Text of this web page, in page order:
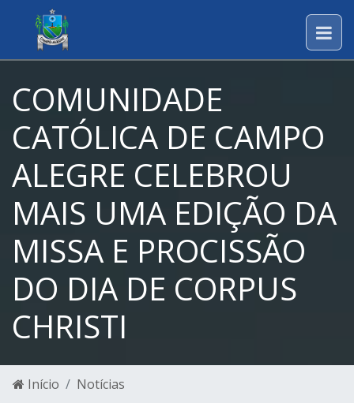
COMUNIDADE
CATÓLICA DE CAMPO
ALEGRE CELEBROU
MAIS UMA EDIÇÃO DA
MISSA E PROCISSÃO
DO DIA DE CORPUS
CHRISTI
Início Notícias